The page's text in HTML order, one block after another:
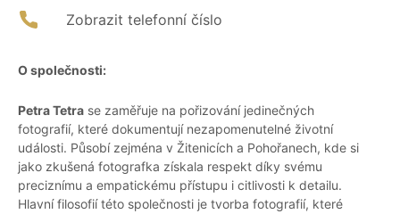
Zobrazit telefonní číslo
O společnosti:
Petra Tetra se zaměřuje na pořizování jedinečných
fotografií, které dokumentují nezapomenutelné životní
události. Působí zejména v Žitenicích a Pohořanech, kde si
jako zkušená fotografka získala respekt díky svému
preciznímu a empatickému přístupu i citlivosti k detailu.
Hlavní filosofií této společnosti je tvorba fotografií, které